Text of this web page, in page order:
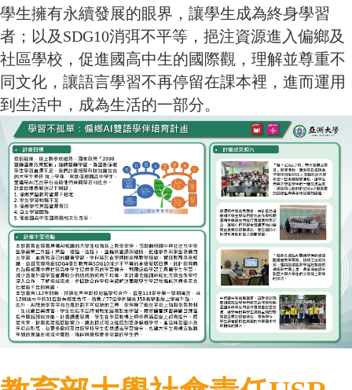
學生擁有永續發展的眼界，讓學生成為終身學習
者；以及SDG10消弭不平等，挹注資源進入偏鄉及
社區學校，促進國高中生的國際觀，理解並尊重不
同文化，讓語言學習不再停留在課本裡，進而運用
到生活中，成為生活的一部分。